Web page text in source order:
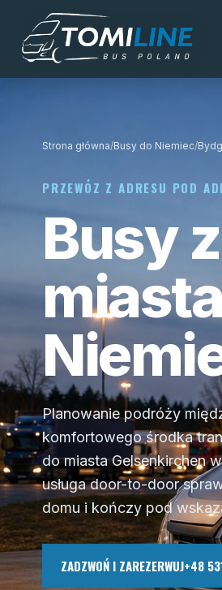
Przejdź do treści
Strona główna/Busy do Niemiec/
PRZEWÓZ Z ADRESU POD
Busy
Planowanie podróży
komfortowego środka
do miasta Gelsenkirchen
usługa door-to-door
domu i kończy pod
ZADZWOŃ I ZAREZERWUJ+48